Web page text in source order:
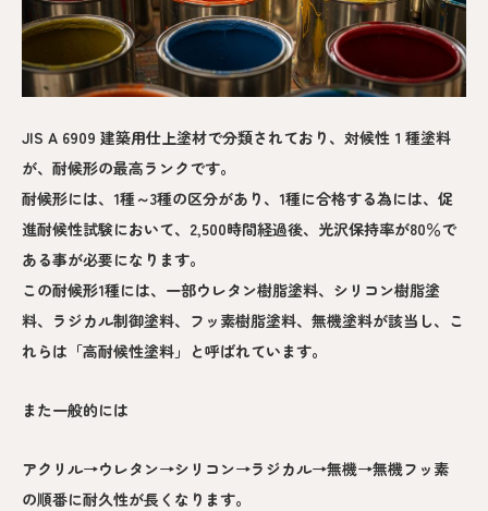
JIS A 6909 建築用仕上塗材で分類されており、対候性１種塗料
が、耐候形の最高ランクです。
耐候形には、1種～3種の区分があり、1種に合格する為には、促
進耐候性試験において、2,500時間経過後、光沢保持率が80％で
ある事が必要になります。
この耐候形1種には、一部ウレタン樹脂塗料、シリコン樹脂塗
料、ラジカル制御塗料、フッ素樹脂塗料、無機塗料が該当し、こ
れらは「高耐候性塗料」と呼ばれています。
また一般的には
アクリル→ウレタン→シリコン→ラジカル→無機→無機フッ素
の順番に耐久性が長くなります。